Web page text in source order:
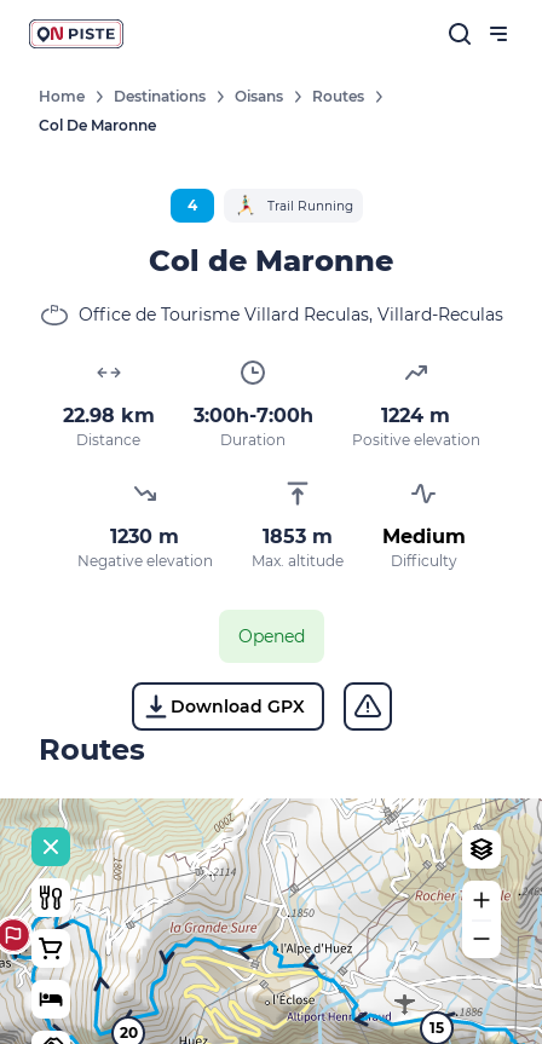
New destinations, routes, challenges,
races, don't miss a thing!
By entering your email address, you agree to
receive our marketing offers in accordance
Home Destinations Oisans
Routes
Col De Maronne
4 Trail Running
Col de Maronne
Office de Tourisme Villard Reculas, Villard-Reculas
22.98 km
Distance
3:00h-7:00h
Duration
1224 m
Positive elevation
1230 m
Negative elevation
1853 m
Max. altitude
Medium
Difficulty
Opened
Download GPX
Routes
15
20